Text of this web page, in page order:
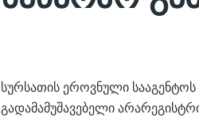
სურსათის ეროვნული
გადამამუშავებელი